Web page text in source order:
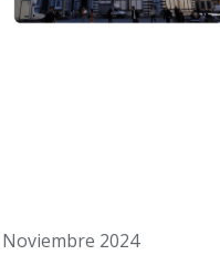
Noviembre 2024